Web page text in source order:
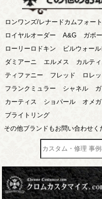
ロンワンズ/レナードカムフォート
ロイヤルオーダー
A&G ガボ
ローリーロドキン
ビルウォー
ダミアーニ
エルメス カルテ
ティファニー
フレッド ロレ
フランクミュラー
シャネル
カーティス
ショパール オメガ
ブライトリング
その他ブランドもお問い合わせく